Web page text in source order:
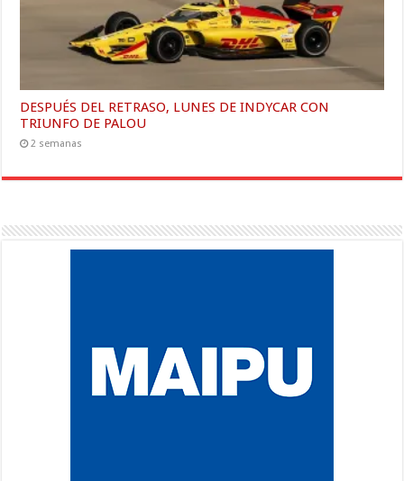
DESPUÉS DEL RETRASO, LUNES DE INDYCAR CON
TRIUNFO DE PALOU
2 semanas